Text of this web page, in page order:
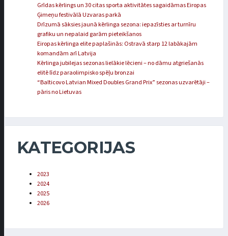
Grīdas kērlings un 30 citas sporta aktivitātes sagaidāmas Eiropas
Ģimeņu festivālā Uzvaras parkā
Drīzumā sāksies jaunā kērlinga sezona: iepazīsties ar turnīru
grafiku un nepalaid garām pieteikšanos
Eiropas kērlinga elite paplašinās: Ostravā starp 12 labākajām
komandām arī Latvija
Kērlinga jubilejas sezonas lielākie lēcieni – no dāmu atgriešanās
elitē līdz paraolimpisko spēļu bronzai
“Balticovo Latvian Mixed Doubles Grand Prix” sezonas uzvarētāji –
pāris no Lietuvas
KATEGORIJAS
2023
2024
2025
2026